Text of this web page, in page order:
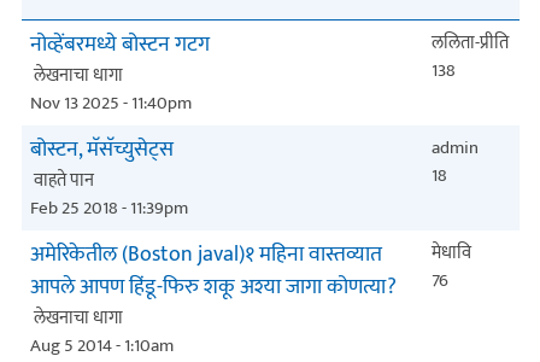
नोव्हेंबरमध्ये बोस्टन गटग
लेखनाचा धागा
Nov 13 2025 - 11:40pm
ललिता-प्रीति
138
बोस्टन, मॅसॅच्युसेट्स
वाहते पान
Feb 25 2018 - 11:39pm
admin
18
अमेरिकेतील (Boston javal)१ महिना वास्तव्यात
आपले आपण हिंडू-फिरु शकू अश्या जागा कोणत्या?
लेखनाचा धागा
Aug 5 2014 - 1:10am
मेधावि
76